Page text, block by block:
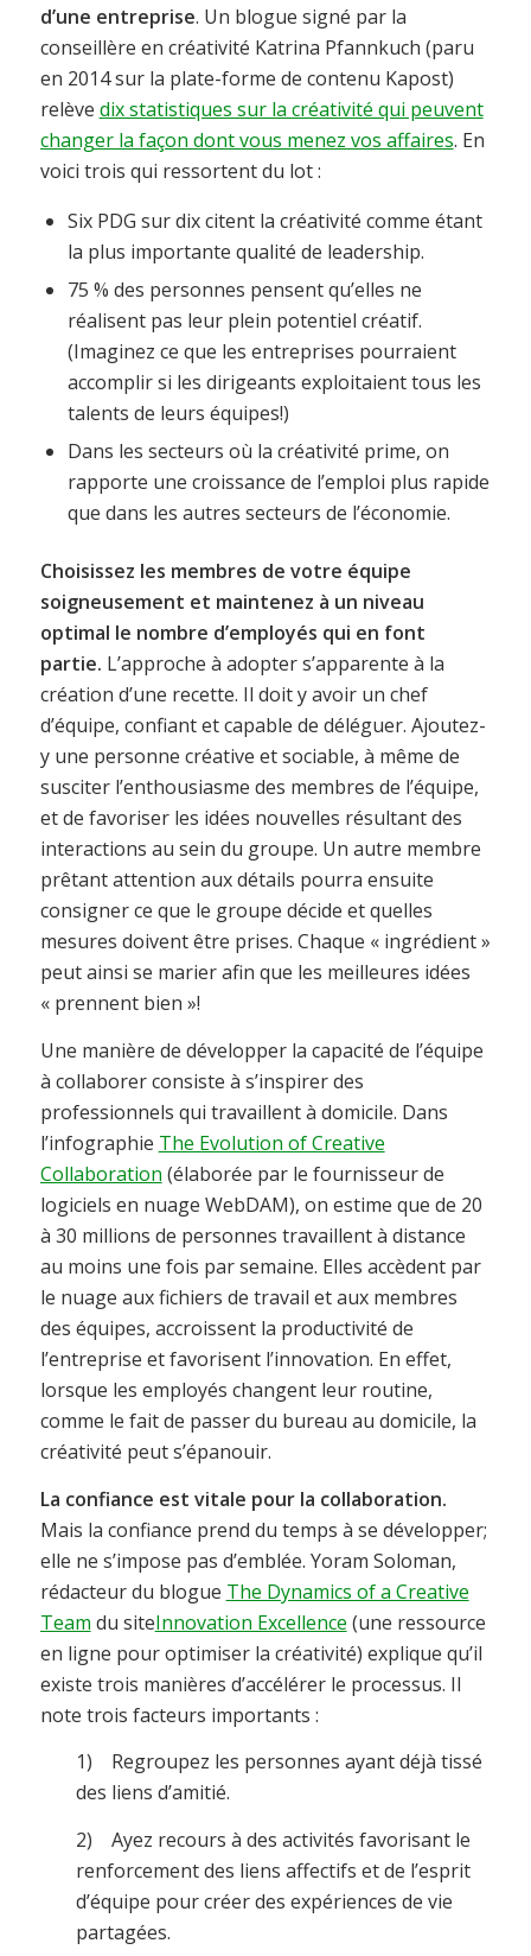
d’une entreprise. Un blogue signé par la
conseillère en créativité Katrina Pfannkuch (paru
en 2014 sur la plate-forme de contenu Kapost)
relève dix statistiques sur la créativité qui peuvent
changer la façon dont vous menez vos affaires. En
voici trois qui ressortent du lot :
Six PDG sur dix citent la créativité comme étant
la plus importante qualité de leadership.
75 % des personnes pensent qu’elles ne
réalisent pas leur plein potentiel créatif.
(Imaginez ce que les entreprises pourraient
accomplir si les dirigeants exploitaient tous les
talents de leurs équipes!)
Dans les secteurs où la créativité prime, on
rapporte une croissance de l’emploi plus rapide
que dans les autres secteurs de l’économie.
Choisissez les membres de votre équipe
soigneusement et maintenez à un niveau
optimal le nombre d’employés qui en font
partie. L’approche à adopter s’apparente à la
création d’une recette. Il doit y avoir un chef
d’équipe, confiant et capable de déléguer. Ajoutez-
y une personne créative et sociable, à même de
susciter l’enthousiasme des membres de l’équipe,
et de favoriser les idées nouvelles résultant des
interactions au sein du groupe. Un autre membre
prêtant attention aux détails pourra ensuite
consigner ce que le groupe décide et quelles
mesures doivent être prises. Chaque « ingrédient »
peut ainsi se marier afin que les meilleures idées
« prennent bien »!
Une manière de développer la capacité de l’équipe
à collaborer consiste à s’inspirer des
professionnels qui travaillent à domicile. Dans
l’infographie The Evolution of Creative
Collaboration (élaborée par le fournisseur de
logiciels en nuage WebDAM), on estime que de 20
à 30 millions de personnes travaillent à distance
au moins une fois par semaine. Elles accèdent par
le nuage aux fichiers de travail et aux membres
des équipes, accroissent la productivité de
l’entreprise et favorisent l’innovation. En effet,
lorsque les employés changent leur routine,
comme le fait de passer du bureau au domicile, la
créativité peut s’épanouir.
La confiance est vitale pour la collaboration.
Mais la confiance prend du temps à se développer;
elle ne s’impose pas d’emblée. Yoram Soloman,
rédacteur du blogue The Dynamics of a Creative
Team du siteInnovation Excellence (une ressource
en ligne pour optimiser la créativité) explique qu’il
existe trois manières d’accélérer le processus. Il
note trois facteurs importants :
1) Regroupez les personnes ayant déjà tissé
des liens d’amitié.
2) Ayez recours à des activités favorisant le
renforcement des liens affectifs et de l’esprit
d’équipe pour créer des expériences de vie
partagées.